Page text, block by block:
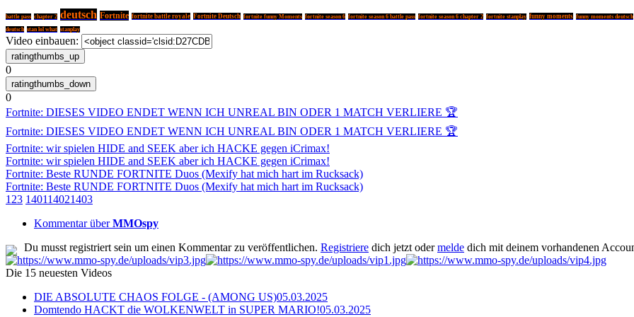
battle pass chapter 2 deutsch Fortnite fortnite battle royale Fortnite Deutsch fortnite funny Moments fortnite season 6 fortnite season 6 battle pass fortnite season 6 chapter 2 fortnite stanplay funny moments funny moments deutsch
deutsch stan lol what stanplay
Video einbauen:
0
0
Fortnite: DIESES VIDEO ENDET WENN ICH UNREAL BIN ODER 1 MATCH VERLIERE 🏆
Fortnite: DIESES VIDEO ENDET WENN ICH UNREAL BIN ODER 1 MATCH VERLIERE 🏆
Fortnite: wir spielen HIDE and SEEK aber ich HACKE gegen iCrimax!
Fortnite: wir spielen HIDE and SEEK aber ich HACKE gegen iCrimax!
Fortnite: Beste RUNDE FORTNITE Duos (Mexify hat mich hart im Rucksack)
Fortnite: Beste RUNDE FORTNITE Duos (Mexify hat mich hart im Rucksack)
1 23 140114021403
Kommentar überMMOspy
Du musst registriert sein um einen Kommentar zu veröffentlichen. Registriere dich jetzt odermelde dich mit deinem vorhandenen
Die 15 neuesten Videos
DIE ABSOLUTE CHAOS FOLGE - (AMONG US)05.03.2025
Domtendo HACKT die WOLKENWELT in SUPER MARIO!05.03.2025